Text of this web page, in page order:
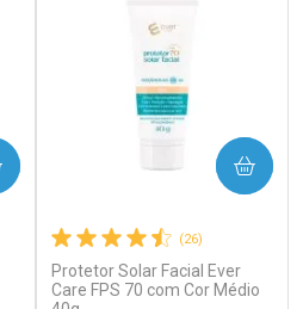
(26)
Protetor Solar Facial Ever
Care FPS 70 com Cor Médio
COMPRAR